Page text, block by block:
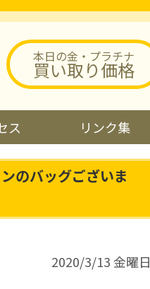
本日の金・プラチナ
買い取り価格
ス リンク集
のバッグございま
2020/3/13 金曜日